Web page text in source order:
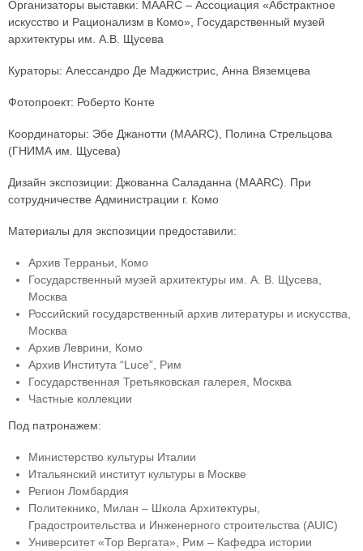
Организаторы выставки: MAARC – Ассоциация «Абстрактное
искусство и Рационализм в Комо», Государственный музей
архитектуры им. А.В. Щусева
Кураторы: Алессандро Де Маджистрис, Анна Вяземцева
Фотопроект: Роберто Конте
Координаторы: Эбе Джанотти (MAARC), Полина Стрельцова
(ГНИМА им. Щусева)
Дизайн экспозиции: Джованна Саладанна (MAARC). При
сотрудничестве Администрации г. Комо
Материалы для экспозиции предоставили:
Архив Терраньи, Комо
Государственный музей архитектуры им. А. В. Щусева,
Москва
Российский государственный архив литературы и искусства,
Москва
Архив Леврини, Комо
Архив Института “Luce”, Рим
Государственная Третьяковская галерея, Москва
Частные коллекции
Под патронажем:
Министерство культуры Италии
Итальянский институт культуры в Москве
Регион Ломбардия
Политекнико, Милан – Школа Архитектуры,
Градостроительства и Инженерного строительства (AUIC)
Университет «Тор Вергата», Рим – Кафедра истории